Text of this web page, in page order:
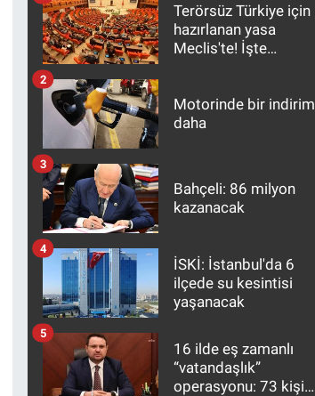
Terörsüz Türkiye için
hazırlanan yasa
Meclis'te! İşte
Motorinde bir indirim
daha
2
Bahçeli: 86 milyon
kazanacak
3
İSKİ: İstanbul'da 6
ilçede su kesintisi
yaşanacak
4
16 ilde eş zamanlı
“vatandaşlık”
operasyonu: 73 kişi
5